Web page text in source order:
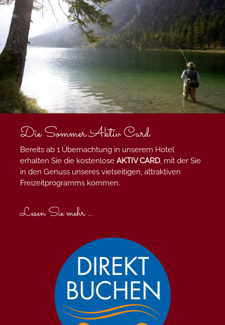
Die Sommer Aktiv Card
Bereits ab 1 Übernachtung in unserem Hotel
erhalten Sie die kostenlose AKTIV CARD, mit der Sie
in den Genuss unseres vielseitigen, attraktiven
Freizeitprogramms kommen.
Lesen Sie mehr ...